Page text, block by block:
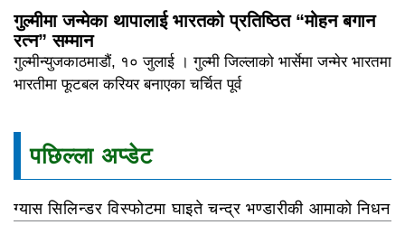
गुल्मीमा जन्मेका थापालाई भारतको प्रतिष्ठित “मोहन बगान
रत्न” सम्मान
गुल्मीन्युजकाठमाडौं, १० जुलाई । गुल्मी जिल्लाको भार्सेमा जन्मेर भारतमा
भारतीमा फूटबल करियर बनाएका चर्चित पूर्व
पछिल्ला अप्डेट
ग्यास सिलिन्डर विस्फोटमा घाइते चन्द्र भण्डारीकी आमाको निधन